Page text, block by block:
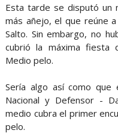
Esta tarde se disputó un
más añejo, el que reúne
Salto. Sin embargo, no
cubrió la máxima fiesta
Medio pelo.
Sería algo así como que
Nacional y Defensor -
medio cubra el primer
pelo.